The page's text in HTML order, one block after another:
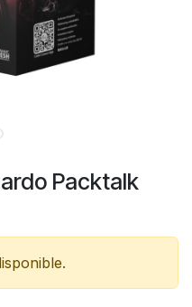
Packtalk